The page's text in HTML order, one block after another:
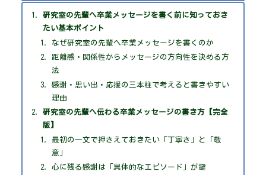
研究室の先輩へ卒業メッセージを書く前に知っておき
たい基本ポイント
なぜ研究室の先輩へ卒業メッセージを書くのか
距離感・関係性からメッセージの方向性を決める方
法
感謝・思い出・応援の三本柱で考えると書きやすい
理由
研究室の先輩へ伝わる卒業メッセージの書き方【完全
版】
最初の一文で押さえておきたい「丁寧さ」と「敬
意」
心に残る感謝は「具体的なエピソード」が鍵